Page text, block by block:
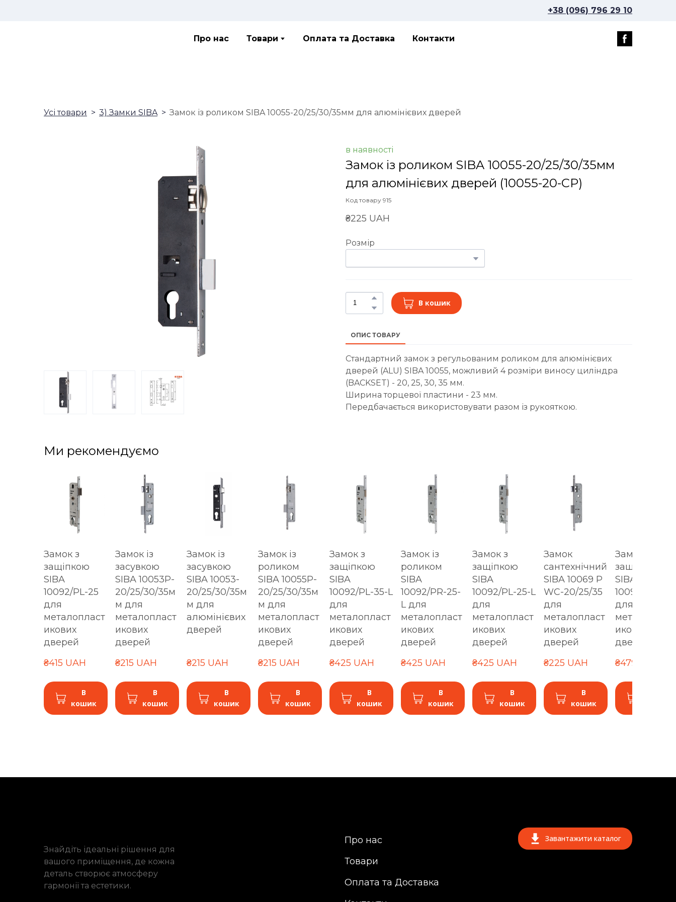
+38 (096) 796 29 10
Про нас Товари Оплата та Доставка Контакти
Усі товари 3) Замки SIBA Замок із роликом SIBA 10055-20/25/30/35мм для алюмінієвих дверей
в наявності
Замок із роликом SIBA 10055-20/25/30/35мм
для алюмінієвих дверей (10055-20-CP)
Код товару 915
₴225 UAH
Розмір
В кошик
ОПИС ТОВАРУ
Стандартний замок з регульованим роликом для алюмінієвих
дверей (ALU) SIBA 10055, можливий 4 розміри виносу циліндра
(BACKSET) - 20, 25, 30, 35 мм.
Ширина торцевої пластини - 23 мм.
Передбачається використовувати разом із рукояткою.
Ми рекомендуємо
Замок з
защіпкою
SIBA
10092/PL-25
для
металопласт
икових
дверей
₴415 UAH
В
кошик
Замок із
засувкою
SIBA 10053P-
20/25/30/35м
м для
металопласт
икових
дверей
₴215 UAH
В
кошик
Замок із
засувкою
SIBA 10053-
20/25/30/35м
м для
алюмінієвих
дверей
₴215 UAH
В
кошик
Замок із
роликом
SIBA 10055P-
20/25/30/35м
м для
металопласт
икових
дверей
₴215 UAH
В
кошик
Замок з
защіпкою
SIBA
10092/PL-35-L
для
металопласт
икових
дверей
₴425 UAH
В
кошик
Замок із
роликом
SIBA
10092/PR-25-
L для
металопласт
икових
дверей
₴425 UAH
В
кошик
Замок з
защіпкою
SIBA
10092/PL-25-L
для
металопласт
икових
дверей
₴425 UAH
В
кошик
Замок
сантехнічний
SIBA 10069 P
WC-20/25/35
для
металопласт
икових
дверей
₴225 UAH
В
кошик
Замок з
защіпкою
SIBA
10092/PL-35
для
металопласт
икових
дверей
₴479 UAH
Знайдіть ідеальні рішення для
вашого приміщення, де кожна
деталь створює атмосферу
гармонії та естетики.
Про нас
Товари
Оплата та Доставка
Завантажити каталог